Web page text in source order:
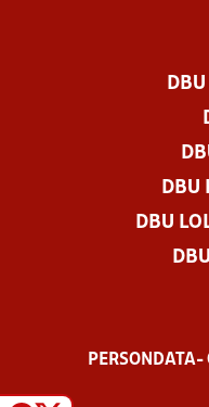
DBU
DBU